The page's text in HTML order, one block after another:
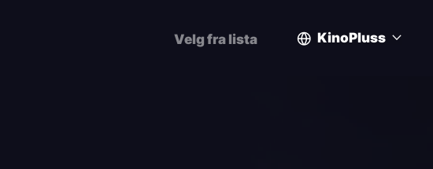
Velg fra lista KinoPluss